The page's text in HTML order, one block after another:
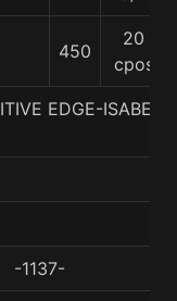
450
20
cpos
EDGE-ISABEL
-1137-